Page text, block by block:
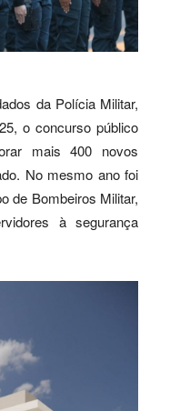
da Polícia Militar,
o concurso público
mais 400 novos
No mesmo ano foi
de Bombeiros Militar,
à segurança